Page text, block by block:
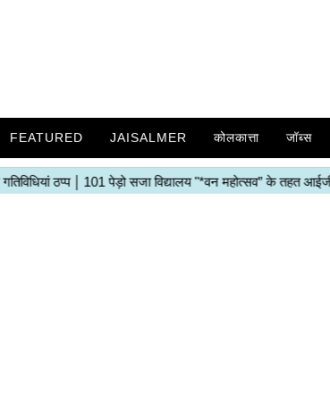
FEATURED JAISALMER कोलकात्ता जॉब्स